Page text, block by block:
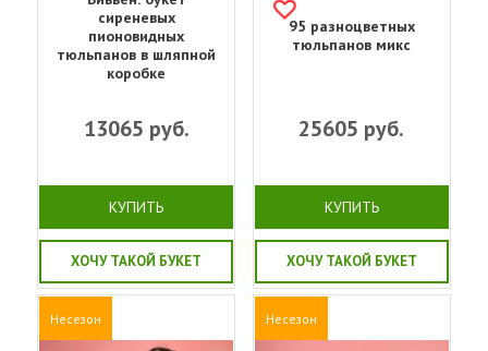
сиреневых
пионовидных
тюльпанов в шляпной
коробке
13065 руб.
КУПИТЬ
ХОЧУ ТАКОЙ БУКЕТ
95 разноцветных
тюльпанов микс
25605 руб.
КУПИТЬ
ХОЧУ ТАКОЙ БУКЕТ
Несезон Несезон